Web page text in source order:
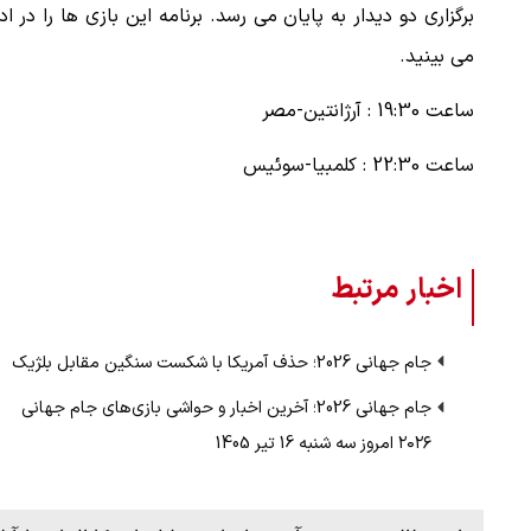
برگزاری دو دیدار به پایان می رسد. برنامه این بازی ها را در
می بینید.
ساعت 19:30 : آرژانتین-مصر
ساعت 22:30 : کلمبیا-سوئیس
اخبار مرتبط
جام جهانی 2026؛ حذف آمریکا با شکست سنگین مقابل بلژیک
جام جهانی 2026؛ آخرین اخبار و حواشی بازی‌های جام جهانی
۲۰۲۶ امروز سه شنبه 16 تیر 1405